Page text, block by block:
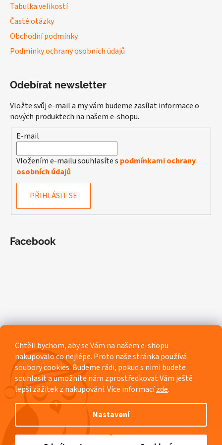
Chtěli bychom, aby se Vám na našem e-shopu
nakupovalo co nejlépe. Proto naše stránka používá
soubory cookies. Budeme rádi, pokud s nimi budete
souhlasit a umožníte nám zprostředkovat Vám ještě
lepší zážitek z nakupování.Více informacízde.
Nastavení
Tabulka velikostí
Časté otázky
Obchodní podmínky
Podmínky ochrany osobních údajů
Odebírat newsletter
Vložte svůj e-mail a my vám budeme zasílat informace o
nových produktech na našem e-shopu.
E-mail
Vložením e-mailu souhlasíte s podmínkami ochrany
osobních údajů
PŘIHLÁSIT SE
Facebook